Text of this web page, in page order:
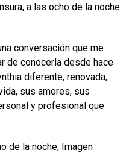
a las ocho de la noche
conversación que me
de conocerla desde hace
diferente, renovada,
sus amores, sus
y profesional que
de la noche, Imagen